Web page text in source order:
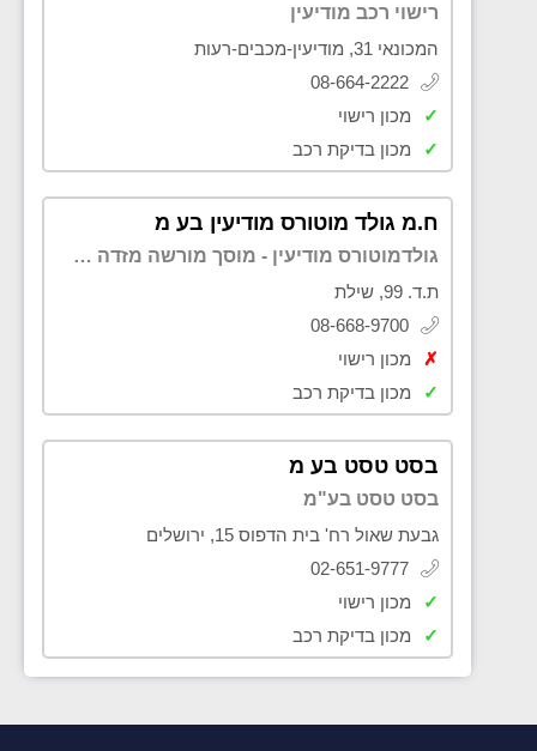
רישוי רכב מודיעין
המכונאי 31, מודיעין-מכבים-רעות
08-664-2222
✓
מכון רישוי
✓
מכון בדיקת רכב
ח.מ גולד מוטורס מודיעין בע מ
גולדמוטורס מודיעין - מוסך מורשה מזדה ופורד
ת.ד. 99, שילת
08-668-9700
✗
מכון רישוי
✓
מכון בדיקת רכב
בסט טסט בע מ
בסט טסט בע"מ
גבעת שאול רח' בית הדפוס 15, ירושלים
02-651-9777
✓
מכון רישוי
✓
מכון בדיקת רכב